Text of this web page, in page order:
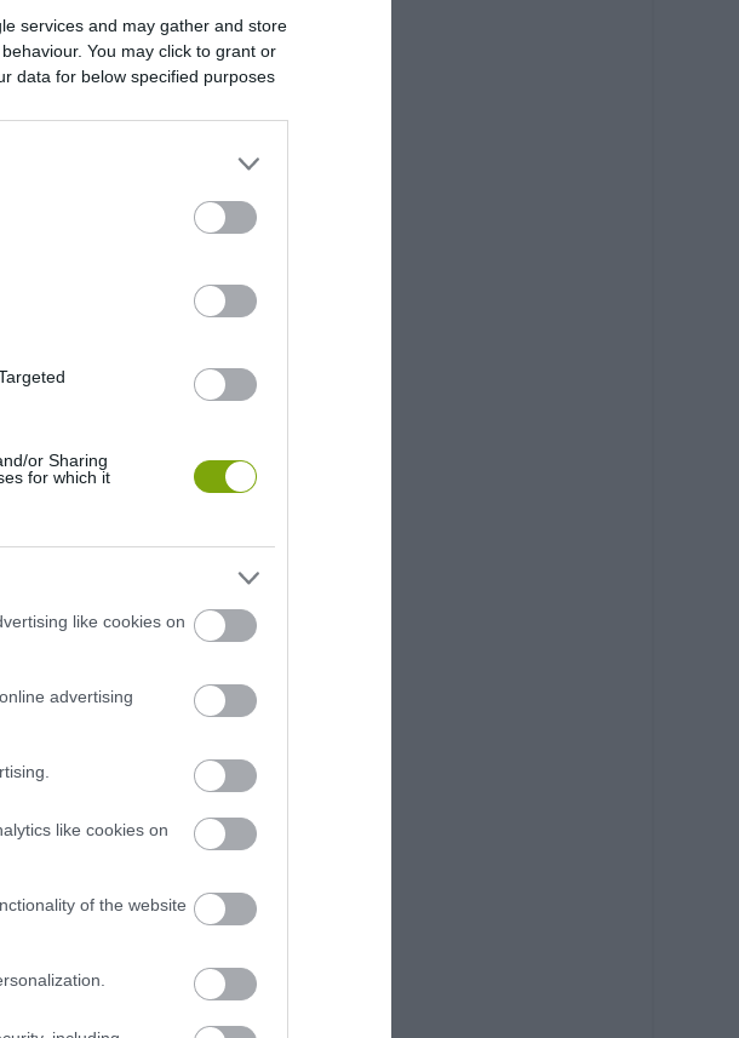
services and may gather and store
You may click to grant or
data for below specified purposes
or Sharing
for which it
like cookies on
advertising
like cookies on
of the website
i
vágták és